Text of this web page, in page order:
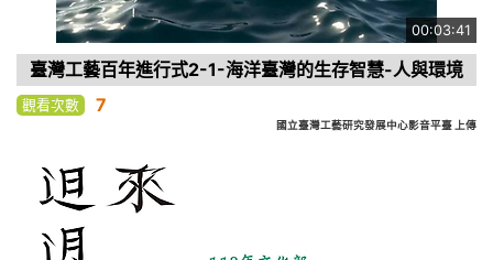
00:03:41
臺灣工藝百年進行式2-1-海洋臺灣的生存智慧-人與環境
觀看次數 7
國立臺灣工藝研究發展中心影音平臺 上傳